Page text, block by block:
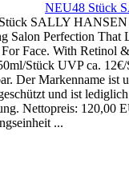
NEU48 Stück
SALLY HANSEN
Salon Perfection That
Face. With Retinol
Stück UVP ca.
Der Markenname ist
und ist
Nettopreis: 120,00
...